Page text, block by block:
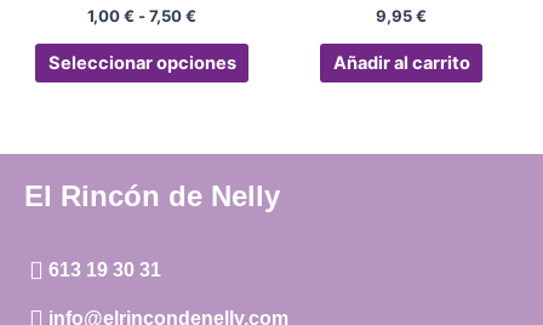
1,00€ -7,50€
Seleccionar opciones
de
9,95€
Añadir al carrito
El Rincón de Nelly
613 19 30 31
info@elrincondenelly.com